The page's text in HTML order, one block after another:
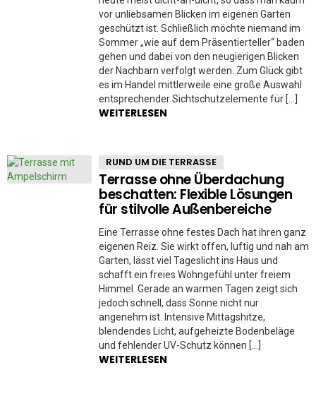
vor unliebsamen Blicken im eigenen Garten
geschützt ist. Schließlich möchte niemand im
Sommer „wie auf dem Präsentierteller“ baden
gehen und dabei von den neugierigen Blicken
der Nachbarn verfolgt werden. Zum Glück gibt
es im Handel mittlerweile eine große Auswahl
entsprechender Sichtschutzelemente für […]
WEITERLESEN
RUND UM DIE TERRASSE
Terrasse ohne Überdachung
beschatten: Flexible Lösungen
für stilvolle Außenbereiche
Eine Terrasse ohne festes Dach hat ihren ganz
eigenen Reiz. Sie wirkt offen, luftig und nah am
Garten, lässt viel Tageslicht ins Haus und
schafft ein freies Wohngefühl unter freiem
Himmel. Gerade an warmen Tagen zeigt sich
jedoch schnell, dass Sonne nicht nur
angenehm ist. Intensive Mittagshitze,
blendendes Licht, aufgeheizte Bodenbeläge
und fehlender UV-Schutz können […]
WEITERLESEN